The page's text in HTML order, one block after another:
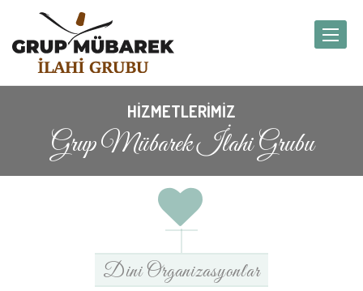
Toggle
HİZMETLERİMİZ
Grup Mübarek İlahi Grubu
Dini Organizasyonlar